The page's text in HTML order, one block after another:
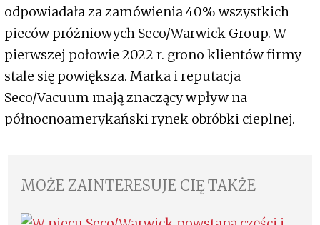
odpowiadała za zamówienia 40% wszystkich
pieców próżniowych Seco/Warwick Group. W
pierwszej połowie 2022 r. grono klientów firmy
stale się powiększa. Marka i reputacja
Seco/Vacuum mają znaczący wpływ na
północnoamerykański rynek obróbki cieplnej.
MOŻE ZAINTERESUJE CIĘ TAKŻE